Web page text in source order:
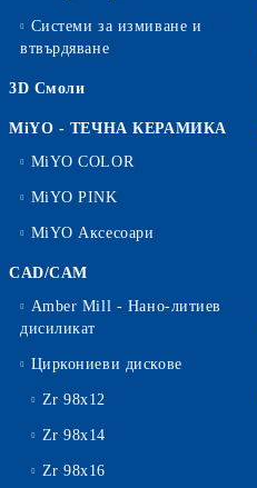
Системи за измиване и
втвърдяване
3D Смоли
MiYO - ТЕЧНА КЕРАМИКА
MiYO COLOR
MiYO PINK
MiYO Аксесоари
CAD/CAM
Amber Mill - Нано-литиев
дисиликат
Циркониеви дискове
Zr 98x12
Zr 98x14
Zr 98x16